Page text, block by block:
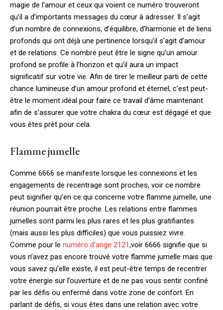
magie de l’amour et ceux qui voient ce numéro trouveront
qu’il a d’importants messages du cœur à adresser. Il s’agit
d’un nombre de connexions, d’équilibre, d’harmonie et de liens
profonds qui ont déjà une pertinence lorsqu’il s’agit d’amour
et de relations. Ce nombre peut être le signe qu’un amour
profond se profile à l’horizon et qu’il aura un impact
significatif sur votre vie. Afin de tirer le meilleur parti de cette
chance lumineuse d’un amour profond et éternel, c’est peut-
être le moment idéal pour faire ce travail d’âme maintenant
afin de s’assurer que votre chakra du cœur est dégagé et que
vous êtes prêt pour cela.
Flamme jumelle
Comme 6666 se manifeste lorsque les connexions et les
engagements de recentrage sont proches, voir ce nombre
peut signifier qu’en ce qui concerne votre flamme jumelle, une
réunion pourrait être proche. Les relations entre flammes
jumelles sont parmi les plus rares et les plus gratifiantes
(mais aussi les plus difficiles) que vous puissiez vivre.
Comme pour le numéro d’ange 2121,voir 6666 signifie que si
vous n’avez pas encore trouvé votre flamme jumelle mais que
vous savez qu’elle existe, il est peut-être temps de recentrer
votre énergie sur l’ouverture et de ne pas vous sentir confiné
par les défis ou enfermé dans votre zone de confort. En
parlant de défis, si vous êtes dans une relation avec votre